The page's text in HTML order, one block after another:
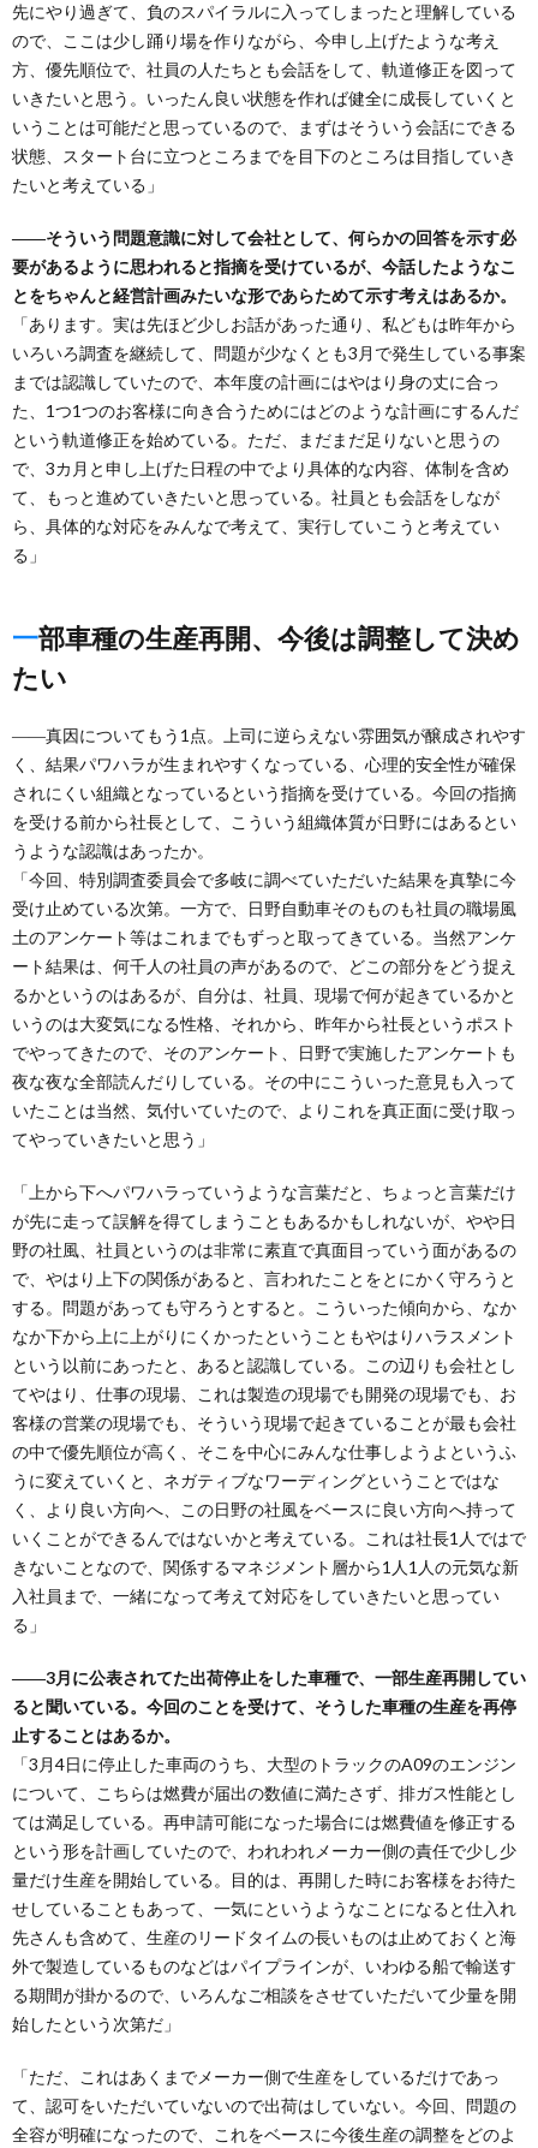
先にやり過ぎて、負のスパイラルに入ってしまったと理解している
ので、ここは少し踊り場を作りながら、今申し上げたような考え
方、優先順位で、社員の人たちとも会話をして、軌道修正を図って
いきたいと思う。いったん良い状態を作れば健全に成長していくと
いうことは可能だと思っているので、まずはそういう会話にできる
状態、スタート台に立つところまでを目下のところは目指していき
たいと考えている」
――そういう問題意識に対して会社として、何らかの回答を示す必
要があるように思われると指摘を受けているが、今話したようなこ
とをちゃんと経営計画みたいな形であらためて示す考えはあるか。
「あります。実は先ほど少しお話があった通り、私どもは昨年から
いろいろ調査を継続して、問題が少なくとも3月で発生している事案
までは認識していたので、本年度の計画にはやはり身の丈に合っ
た、1つ1つのお客様に向き合うためにはどのような計画にするんだ
という軌道修正を始めている。ただ、まだまだ足りないと思うの
で、3カ月と申し上げた日程の中でより具体的な内容、体制を含め
て、もっと進めていきたいと思っている。社員とも会話をしなが
ら、具体的な対応をみんなで考えて、実行していこうと考えてい
る」
一部車種の生産再開、今後は調整して決め
たい
――真因についてもう1点。上司に逆らえない雰囲気が醸成されやす
く、結果パワハラが生まれやすくなっている、心理的安全性が確保
されにくい組織となっているという指摘を受けている。今回の指摘
を受ける前から社長として、こういう組織体質が日野にはあるとい
うような認識はあったか。
「今回、特別調査委員会で多岐に調べていただいた結果を真摯に今
受け止めている次第。一方で、日野自動車そのものも社員の職場風
土のアンケート等はこれまでもずっと取ってきている。当然アンケ
ート結果は、何千人の社員の声があるので、どこの部分をどう捉え
るかというのはあるが、自分は、社員、現場で何が起きているかと
いうのは大変気になる性格、それから、昨年から社長というポスト
でやってきたので、そのアンケート、日野で実施したアンケートも
夜な夜な全部読んだりしている。その中にこういった意見も入って
いたことは当然、気付いていたので、よりこれを真正面に受け取っ
てやっていきたいと思う」
「上から下へパワハラっていうような言葉だと、ちょっと言葉だけ
が先に走って誤解を得てしまうこともあるかもしれないが、やや日
野の社風、社員というのは非常に素直で真面目っていう面があるの
で、やはり上下の関係があると、言われたことをとにかく守ろうと
する。問題があっても守ろうとすると。こういった傾向から、なか
なか下から上に上がりにくかったということもやはりハラスメント
という以前にあったと、あると認識している。この辺りも会社とし
てやはり、仕事の現場、これは製造の現場でも開発の現場でも、お
客様の営業の現場でも、そういう現場で起きていることが最も会社
の中で優先順位が高く、そこを中心にみんな仕事しようよというふ
うに変えていくと、ネガティブなワーディングということではな
く、より良い方向へ、この日野の社風をベースに良い方向へ持って
いくことができるんではないかと考えている。これは社長1人ではで
きないことなので、関係するマネジメント層から1人1人の元気な新
入社員まで、一緒になって考えて対応をしていきたいと思ってい
る」
――3月に公表されてた出荷停止をした車種で、一部生産再開してい
ると聞いている。今回のことを受けて、そうした車種の生産を再停
止することはあるか。
「3月4日に停止した車両のうち、大型のトラックのA09のエンジン
について、こちらは燃費が届出の数値に満たさず、排ガス性能とし
ては満足している。再申請可能になった場合には燃費値を修正する
という形を計画していたので、われわれメーカー側の責任で少し少
量だけ生産を開始している。目的は、再開した時にお客様をお待た
せしていることもあって、一気にというようなことになると仕入れ
先さんも含めて、生産のリードタイムの長いものは止めておくと海
外で製造しているものなどはパイプラインが、いわゆる船で輸送す
る期間が掛かるので、いろんなご相談をさせていただいて少量を開
始したという次第だ」
「ただ、これはあくまでメーカー側で生産をしているだけであっ
て、認可をいただいていないので出荷はしていない。今回、問題の
全容が明確になったので、これをベースに今後生産の調整をどのよ